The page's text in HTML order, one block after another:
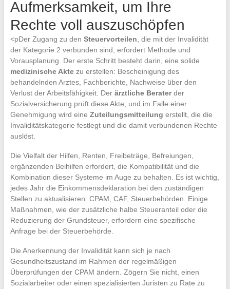
Aufmerksamkeit, um Ihre
Rechte voll auszuschöpfen
<pDer Zugang zu den Steuervorteilen , die mit der Invalidität
der Kategorie 2 verbunden sind, erfordert Methode und
Vorausplanung. Der erste Schritt besteht darin, eine solide
medizinische Aktezu erstellen: Bescheinigung des
behandelnden Arztes, Fachberichte, Nachweise über den
Verlust der Arbeitsfähigkeit. Der ärztliche Beraterder
Sozialversicherung prüft diese Akte, und im Falle einer
Genehmigung wird eine Zuteilungsmitteilung erstellt, die die
Invaliditätskategorie festlegt und die damit verbundenen Rechte
auslöst.
Die Vielfalt der Hilfen, Renten, Freibeträge, Befreiungen,
ergänzenden Beihilfen erfordert, die Kompatibilität und die
Kombination dieser Systeme im Auge zu behalten. Es ist wichtig,
jedes Jahr die Einkommensdeklaration bei den zuständigen
Stellen zu aktualisieren: CPAM, CAF, Steuerbehörden. Einige
Maßnahmen, wie der zusätzliche halbe Steueranteil oder die
Reduzierung der Grundsteuer, erfordern eine spezifische
Anfrage bei der Steuerbehörde.
Die Anerkennung der Invalidität kann sich je nach
Gesundheitszustand im Rahmen der regelmäßigen
Überprüfungen der CPAM ändern. Zögern Sie nicht, einen
Sozialarbeiter oder einen spezialisierten Juristen zu Rate zu